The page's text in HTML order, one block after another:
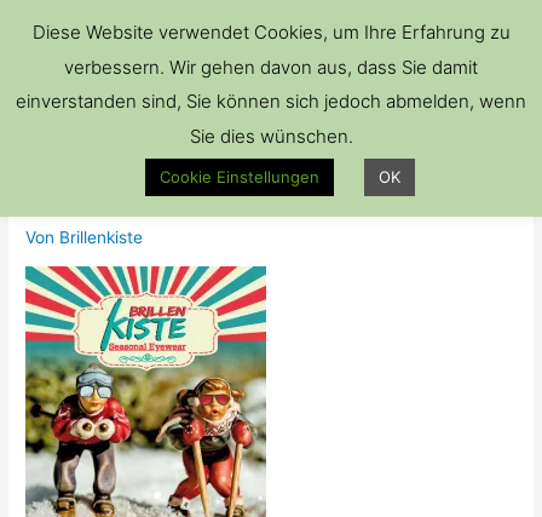
BrillenKiste_Anz_Weihnacht
szauber
Von Brillenkiste
Diese Website verwendet Cookies, um Ihre Erfahrung zu
verbessern. Wir gehen davon aus, dass Sie damit
einverstanden sind, Sie können sich jedoch abmelden, wenn
Sie dies wünschen.
Cookie Einstellungen OK